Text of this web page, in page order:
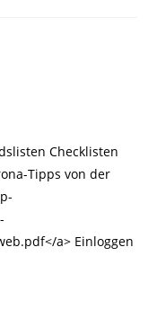
Checklisten
Tipps von der
a> Einloggen